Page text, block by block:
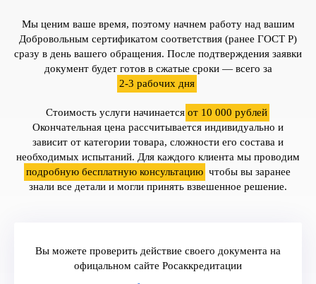
Мы ценим ваше время, поэтому начнем работу над вашим
Добровольным сертификатом соответствия (ранее ГОСТ Р)
сразу в день вашего обращения. После подтверждения заявки
документ будет готов в сжатые сроки — всего за
2-3 рабочих дня.
Стоимость услуги начинается от 10 000 рублей
Окончательная цена рассчитывается индивидуально и
зависит от категории товара, сложности его состава и
необходимых испытаний. Для каждого клиента мы проводим
подробную бесплатную консультацию, чтобы вы заранее
знали все детали и могли принять взвешенное решение.
Вы можете проверить действие своего документа на
офицальном сайте Росаккредитации